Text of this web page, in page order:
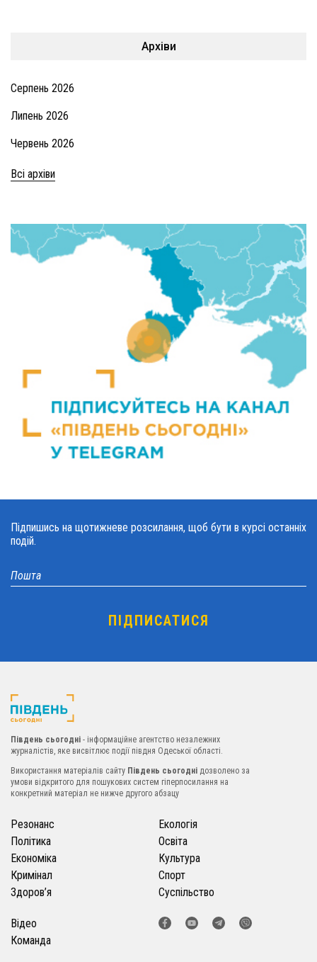
Архіви
Серпень 2026
Липень 2026
Червень 2026
Всі архіви
Підпишись на щотижневе розсилання, щоб бути в курсі останніх
подій.
Південь сьогодні - інформаційне агентство незалежних
журналістів, яке висвітлює події півдня Одеської області.
Використання матеріалів сайту Південь сьогодні дозволено за
умови відкритого для пошукових систем гіперпосилання на
конкретний матеріал не нижче другого абзацу
Резонанс
Політика
Економіка
Кримінал
Здоров’я
Екологія
Освіта
Культура
Спорт
Суспільство
Відео
Команда